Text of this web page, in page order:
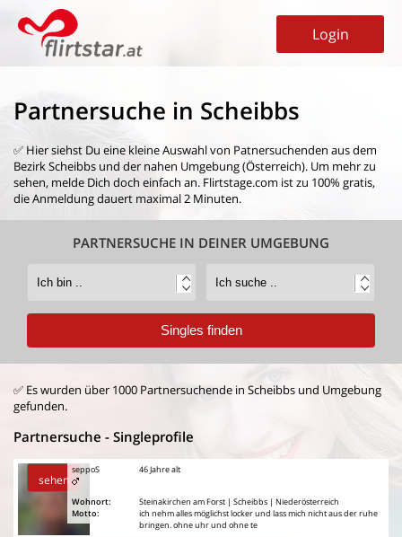
Login
Partnersuche in Scheibbs
✅ Hier siehst Du eine kleine Auswahl von Patnersuchenden aus dem
Bezirk Scheibbs und der nahen Umgebung (Österreich). Um mehr zu
sehen, melde Dich doch einfach an. Flirtstage.com ist zu 100% gratis,
die Anmeldung dauert maximal 2 Minuten.
PARTNERSUCHE IN DEINER UMGEBUNG
✅ Es wurden über 1000 Partnersuchende in Scheibbs und Umgebung
gefunden.
Partnersuche - Singleprofile
sehen
seppoS
Wohnort:
Motto:
46 Jahre alt
Steinakirchen am Forst | Scheibbs | Niederösterreich
ich nehm alles möglichst locker und lass mich nicht aus der ruhe
bringen. ohne uhr und ohne te